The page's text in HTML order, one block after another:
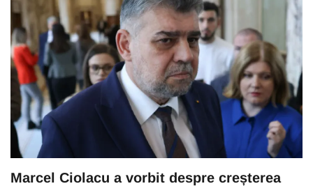
Marcel Ciolacu a vorbit despre creșterea